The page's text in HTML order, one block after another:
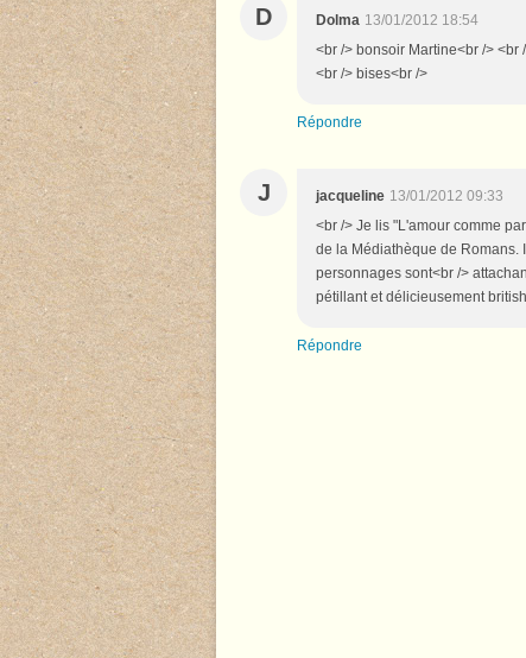
D Dolma 13/01/2012 18:54
<br /> bonsoir Martine<br /> <br
<br /> bises<br />
Répondre
J jacqueline 13/01/2012 09:33
<br /> Je lis "L'amour comme
de la Médiathèque de Romans.
personnages sont<br />
pétillant et délicieusement
Répondre